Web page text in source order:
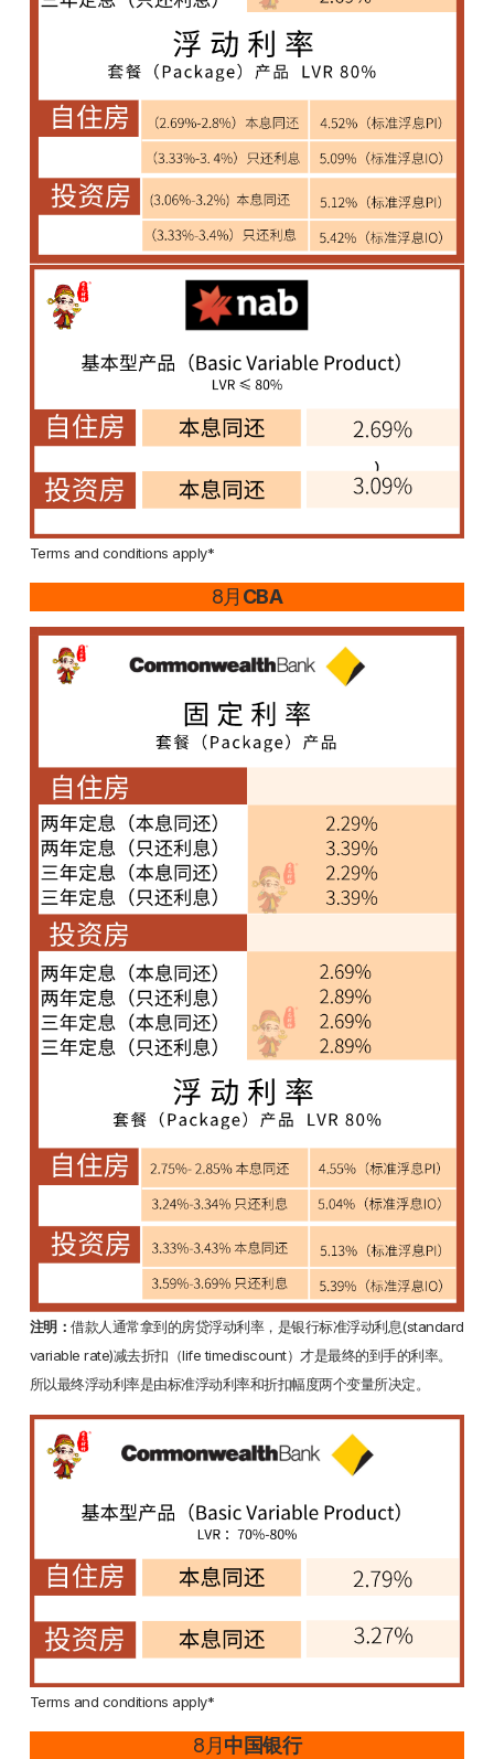
Terms and conditions apply*
8月 CBA
注明：借款人通常拿到的房贷浮动利率，是银行标准浮动利息(standard
variable rate)减去折扣（life timediscount）才是最终的到手的利率。
所以最终浮动利率是由标准浮动利率和折扣幅度两个变量所决定。
Terms and conditions apply*
8月中国银行